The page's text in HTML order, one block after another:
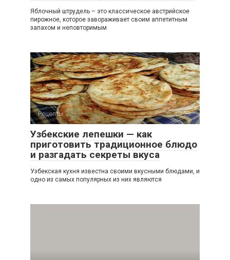
Яблочный штрудель – это классическое австрийское
пирожное, которое завораживает своим аппетитным
запахом и неповторимым
Рецепты 0
Узбекские лепешки — как
приготовить традиционное блюдо
и разгадать секреты вкуса
Узбекская кухня известна своими вкусными блюдами, и
одно из самых популярных из них являются